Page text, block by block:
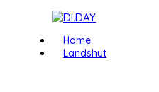
Home
Landshut